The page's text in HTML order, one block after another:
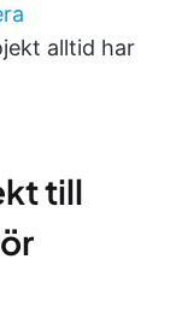
alltid har
till